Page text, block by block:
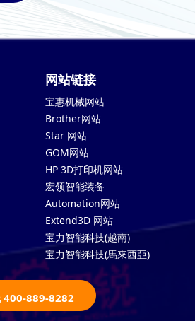
网站链接
宝惠机械网站
Brother网站
Star 网站
GOM网站
HP 3D打印机网站
宏领智能装备
Automation网站
Extend3D 网站
宝力智能科技(越南)
宝力智能科技(馬來西亞)
400-889-8282